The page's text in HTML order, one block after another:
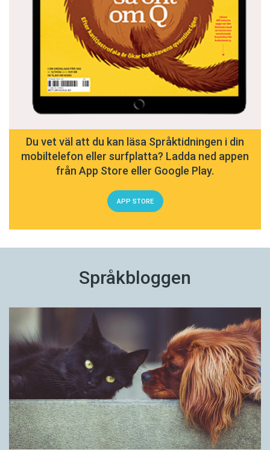
Du vet väl att du kan läsa Språktidningen i din
mobiltelefon eller surfplatta? Ladda ned appen
från App Store eller Google Play.
APP STORE
Språkbloggen